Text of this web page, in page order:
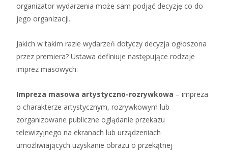
organizator wydarzenia może sam podjąć decyzję co do
jego organizacji.
Jakich w takim razie wydarzeń dotyczy decyzja ogłoszona
przez premiera? Ustawa definiuje następujące rodzaje
imprez masowych:
Impreza masowa artystyczno-rozrywkowa – impreza
o charakterze artystycznym, rozrywkowym lub
zorganizowane publiczne oglądanie przekazu
telewizyjnego na ekranach lub urządzeniach
umożliwiających uzyskanie obrazu o przekątnej